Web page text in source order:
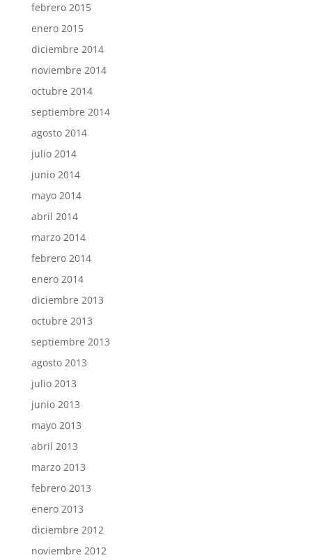
febrero 2015
enero 2015
diciembre 2014
noviembre 2014
octubre 2014
septiembre 2014
agosto 2014
julio 2014
junio 2014
mayo 2014
abril 2014
marzo 2014
febrero 2014
enero 2014
diciembre 2013
octubre 2013
septiembre 2013
agosto 2013
julio 2013
junio 2013
mayo 2013
abril 2013
marzo 2013
febrero 2013
enero 2013
diciembre 2012
noviembre 2012